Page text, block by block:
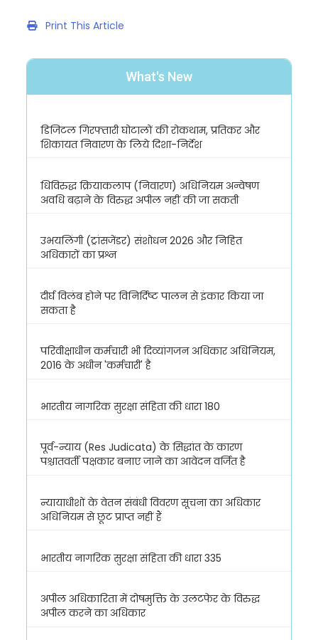
Print This Article
What's New
डिजिटल गिरफ्तारी घोटालों की रोकथाम, प्रतिकर और
शिकायत निवारण के लिये दिशा-निर्देश
धिविरुद्ध क्रियाकलाप (निवारण) अधिनियम अन्वेषण
अवधि बढ़ाने के विरुद्ध अपील नहीं की जा सकती
उभयलिंगी (ट्रांसजेंडर) संशोधन 2026 और निहित
अधिकारों का प्रश्न
दीर्घ विलंब होने पर विनिर्दिष्ट पालन से इंकार किया जा
सकता है
परिवीक्षाधीन कर्मचारी भी दिव्यांगजन अधिकार अधिनियम,
2016 के अधीन 'कर्मचारी' है
भारतीय नागरिक सुरक्षा संहिता की धारा 180
पूर्व-न्याय (Res Judicata) के सिद्धांत के कारण
पश्चातवर्ती पक्षकार बनाए जाने का आवेदन वर्जित है
न्यायाधीशों के वेतन संबंधी विवरण सूचना का अधिकार
अधिनियम से छूट प्राप्त नहीं हैं
भारतीय नागरिक सुरक्षा संहिता की धारा 335
अपील अधिकारिता में दोषमुक्ति के उलटफेर के विरुद्ध
अपील करने का अधिकार